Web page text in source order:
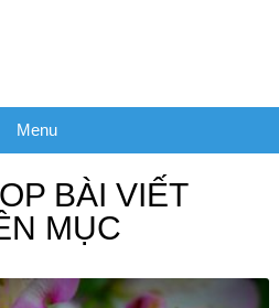
Menu
BÀI VIẾT
MỤC